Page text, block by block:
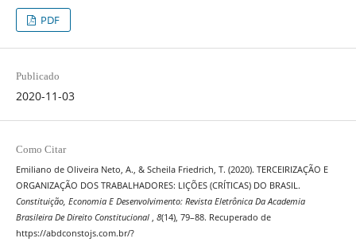
PDF
Publicado
2020-11-03
Como Citar
Emiliano de Oliveira Neto, A., & Scheila Friedrich, T. (2020). TERCEIRIZAÇÃO E
ORGANIZAÇÃO DOS TRABALHADORES: LIÇÕES (CRÍTICAS) DO BRASIL.
Constituição, Economia E Desenvolvimento: Revista Eletrônica Da Academia
Brasileira De Direito Constitucional
8(14), 79–88. Recuperado de
https://abdconstojs.com.br/?